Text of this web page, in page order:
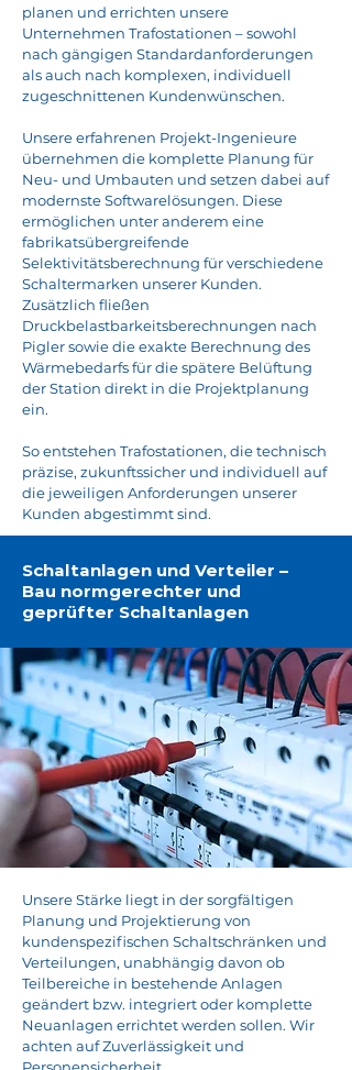
planen und errichten unsere
Unternehmen Trafostationen – sowohl
nach gängigen Standardanforderungen
als auch nach komplexen, individuell
zugeschnittenen Kundenwünschen.
Unsere erfahrenen Projekt-Ingenieure
übernehmen die komplette Planung für
Neu- und Umbauten und setzen dabei auf
modernste Softwarelösungen. Diese
ermöglichen unter anderem eine
fabrikatsübergreifende
Selektivitätsberechnung für verschiedene
Schaltermarken unserer Kunden.
Zusätzlich fließen
Druckbelastbarkeitsberechnungen nach
Pigler sowie die exakte Berechnung des
Wärmebedarfs für die spätere Belüftung
der Station direkt in die Projektplanung
ein.
So entstehen Trafostationen, die technisch
präzise, zukunftssicher und individuell auf
die jeweiligen Anforderungen unserer
Kunden abgestimmt sind.
Schaltanlagen und Verteiler –
Bau normgerechter und
geprüfter Schaltanlagen
Unsere Stärke liegt in der sorgfältigen
Planung und Projektierung von
kundenspezifischen Schaltschränken und
Verteilungen, unabhängig davon ob
Teilbereiche in bestehende Anlagen
geändert bzw. integriert oder komplette
Neuanlagen errichtet werden sollen. Wir
achten auf Zuverlässigkeit und